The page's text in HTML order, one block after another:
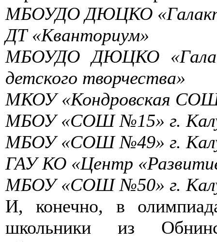
МБОУДО ДЮЦКО
ДТ «Кванториум»
МБОУДО ДЮЦКО
детского творчества»
МКОУ «Кондровская
МБОУ «СОШ №15» г.
МБОУ «СОШ №49» г.
ГАУ КО «Центр
МБОУ «СОШ №50» г.
И, конечно, в
школьники из